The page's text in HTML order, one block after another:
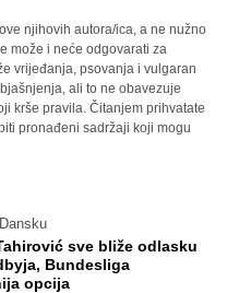
njihovih autora/ica, a ne nužno
može i neće odgovarati za
vrijeđanja, psovanja i vulgaran
ali to ne obavezuje
krše pravila. Čitanjem prihvatate
pronađeni sadržaji koji mogu
sve bliže odlasku
Bundesliga
opcija